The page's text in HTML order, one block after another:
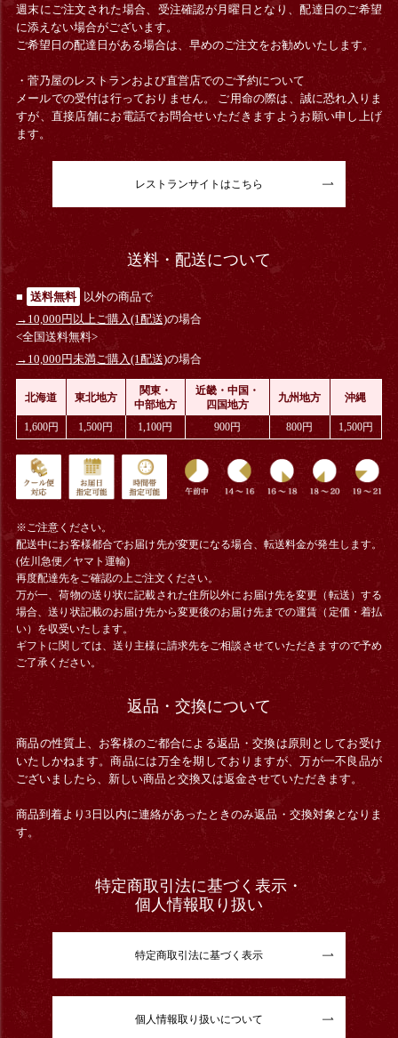
週末にご注文された場合、受注確認が月曜日となり、配達日のご希望
に添えない場合がございます。
ご希望日の配達日がある場合は、早めのご注文をお勧めいたします。
・菅乃屋のレストランおよび直営店でのご予約について
メールでの受付は行っておりません。 ご用命の際は、誠に恐れ入りま
すが、直接店舗にお電話でお問合せいただきますようお願い申し上げ
ます。
レストランサイトはこちら
送料・配送について
■ 送料無料
以外の商品で
→10,000円以上ご購入(1配送)の場合
<全国送料無料>
→10,000円未満ご購入(1配送)の場合
北海道 東北地方
関東・
中部地方
近畿・中国・
四国地方
九州地方 沖縄
1,600円 1,500円 1,100円 900円 800円 1,500円
※ご注意ください。
配送中にお客様都合でお届け先が変更になる場合、 転送料金が発生します。
(佐川急便／ヤマト運輸)
再度配達先をご確認の上ご注文ください。
万が一、荷物の送り状に記載された住所以外にお届け先を変更（転送）する
場合、送り状記載のお届け先から変更後のお届け先までの運賃（定価・着払
い）を収受いたします。
ギフトに関しては、送り主様に請求先をご相談させていただきますので予め
ご了承ください。
返品・交換について
商品の性質上、お客様のご都合による返品・交換は原則としてお受け
いたしかねます。商品には万全を期しておりますが、万が一不良品が
ございましたら、新しい商品と交換又は返金させていただきます。
商品到着より3日以内に連絡があったときのみ返品・交換対象となりま
す。
特定商取引法に基づく表示・
個人情報取り扱い
特定商取引法に基づく表示
個人情報取り扱いについて